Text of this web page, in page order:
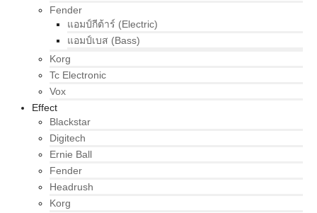
Fender
แอมป์กีต้าร์ (Electric)
แอมป์เบส (Bass)
Korg
Tc Electronic
Vox
Effect
Blackstar
Digitech
Ernie Ball
Fender
Headrush
Korg